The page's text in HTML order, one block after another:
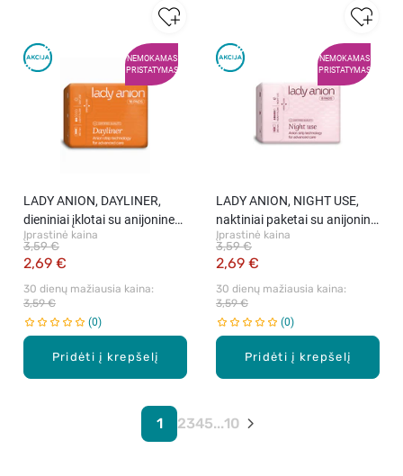
NEMOKAMAS
PRISTATYMAS
Pridėti į krepšelį
LADY ANION, DAYLINER,
dieniniai įklotai su anijonine
juostele, 16 vnt.
Įprastinė kaina
2,69 €
3,59 €
30 dienų mažiausia kaina:
3,59 €
0
NEMOKAMAS
PRISTATYMAS
Pridėti į krepšelį
LADY ANION, NIGHT USE,
naktiniai paketai su anijonine
juostele, 8 vnt.
Įprastinė kaina
2,69 €
3,59 €
30 dienų mažiausia kaina:
3,59 €
0
1 2345...10